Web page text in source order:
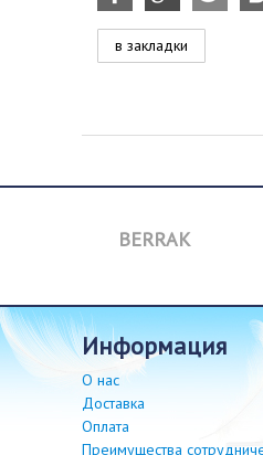
в закладки
BERRAK
информация
О нас
Доставка
Оплата
Преимущества